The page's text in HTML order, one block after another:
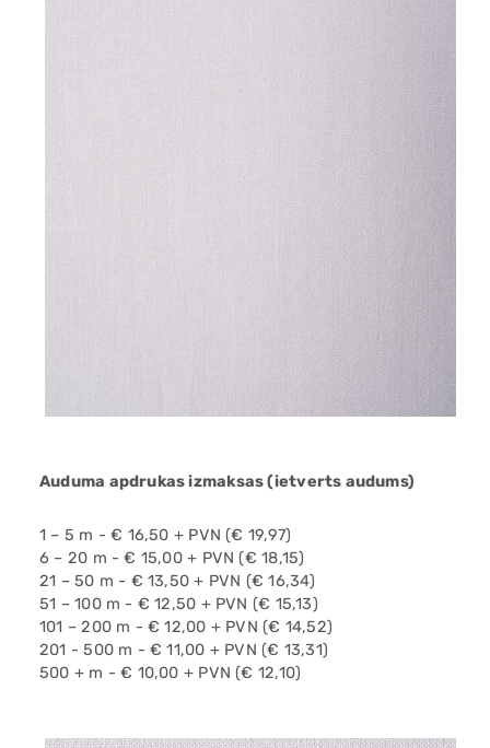
Auduma apdrukas izmaksas (ietverts audums)
1 – 5 m - € 16,50 + PVN (€ 19,97)
6 – 20 m - € 15,00 + PVN (€ 18,15)
21 – 50 m - € 13,50 + PVN (€ 16,34)
51 – 100 m - € 12,50 + PVN (€ 15,13)
101 – 200 m - € 12,00 + PVN (€ 14,52)
201 - 500 m - € 11,00 + PVN (€ 13,31)
500 + m - € 10,00 + PVN (€ 12,10)